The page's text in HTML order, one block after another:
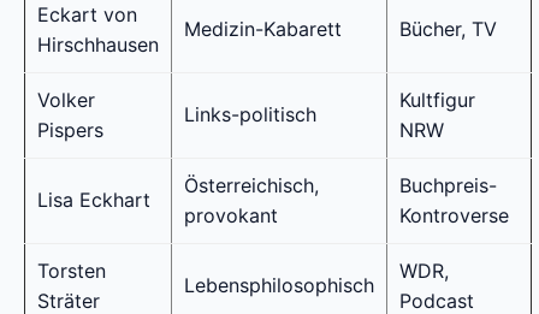
Eckart von
Hirschhausen
Medizin-Kabarett Bücher, TV
Volker
Pispers
Links-politisch
Kultfigur
NRW
Lisa Eckhart
Österreichisch,
provokant
Buchpreis-
Kontroverse
Torsten
Sträter
Lebensphilosophisch
WDR,
Podcast